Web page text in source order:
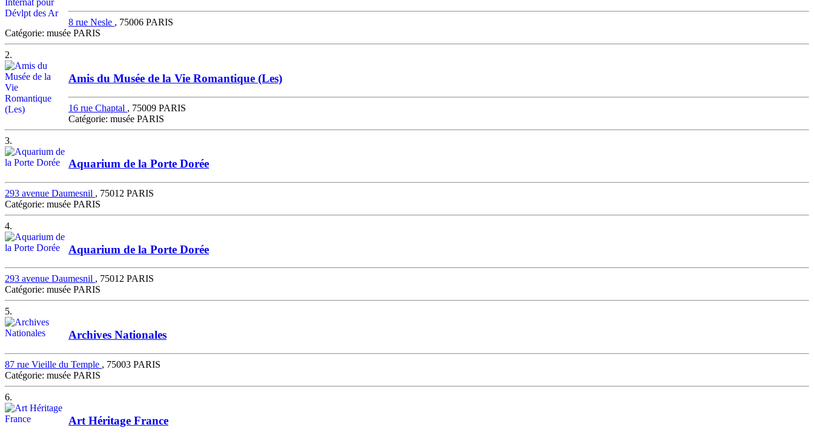
8 rue Nesle , 75006 PARIS
Catégorie: musée PARIS
2.
Amis du Musée de la Vie Romantique (Les)
16 rue Chaptal , 75009 PARIS
Catégorie: musée PARIS
3.
Aquarium de la Porte Dorée
293 avenue Daumesnil , 75012 PARIS
Catégorie: musée PARIS
4.
Aquarium de la Porte Dorée
293 avenue Daumesnil , 75012 PARIS
Catégorie: musée PARIS
5.
Archives Nationales
87 rue Vieille du Temple , 75003 PARIS
Catégorie: musée PARIS
6.
Art Héritage France